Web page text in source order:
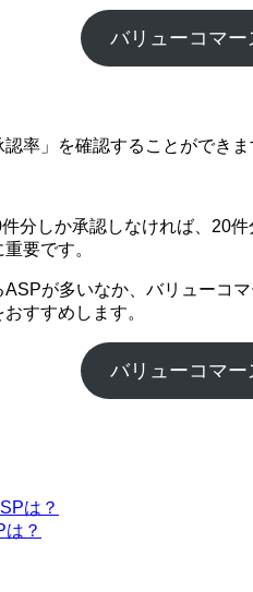
バリューコマー
率」を確認することができ
分しか承認しなければ、20
要です。
が多いなか、バリューコ
すすめします。
バリューコマー
は？
？